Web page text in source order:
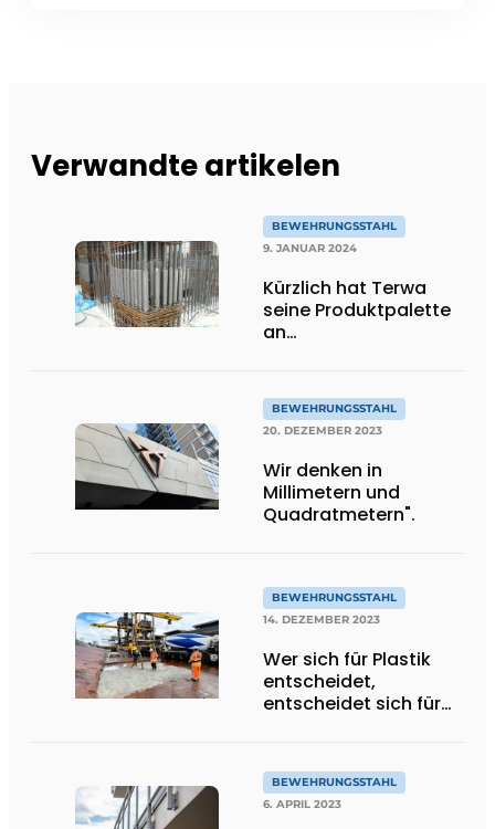
Verwandte artikelen
BEWEHRUNGSSTAHL
9. JANUAR 2024
Kürzlich hat Terwa
seine Produktpalette
an
Mörtelverbindung
erweitert
BEWEHRUNGSSTAHL
20. DEZEMBER 2023
Wir denken in
Millimetern und
Quadratmetern".
BEWEHRUNGSSTAHL
14. DEZEMBER 2023
Wer sich für Plastik
entscheidet,
entscheidet sich für
BEWEHRUNGSSTAHL
6. APRIL 2023